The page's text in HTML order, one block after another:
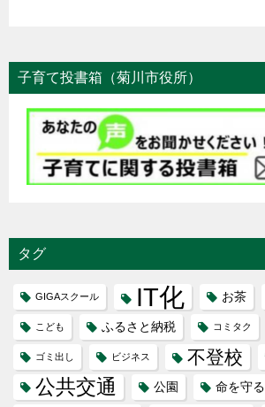
子育て投書箱（菊川市役所）
タグ
GIGAスクール IT化 お茶
こども ふるさと納税 コミタク
ゴミ出し ビジネス 不登校
公共交通 公園 命を守る